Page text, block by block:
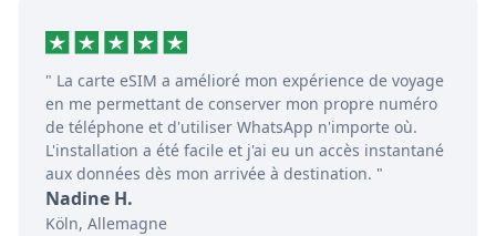
" La carte eSIM a amélioré mon expérience de voyage
en me permettant de conserver mon propre numéro
de téléphone et d'utiliser WhatsApp n'importe où.
L'installation a été facile et j'ai eu un accès instantané
aux données dès mon arrivée à destination. "
Nadine H.
Köln, Allemagne